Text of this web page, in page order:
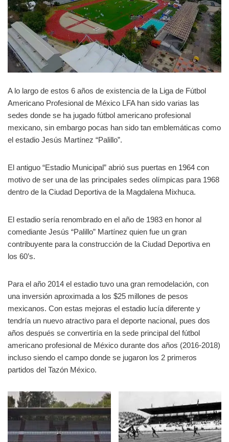
A lo largo de estos 6 años de existencia de la Liga de Fútbol
Americano Profesional de México LFA han sido varias las
sedes donde se ha jugado fútbol americano profesional
mexicano, sin embargo pocas han sido tan emblemáticas como
el estadio Jesús Martínez “Palillo”.
El antiguo “Estadio Municipal” abrió sus puertas en 1964 con
motivo de ser una de las principales sedes olímpicas para 1968
dentro de la Ciudad Deportiva de la Magdalena Mixhuca.
El estadio sería renombrado en el año de 1983 en honor al
comediante Jesús “Palillo” Martínez quien fue un gran
contribuyente para la construcción de la Ciudad Deportiva en
los 60’s.
Para el año 2014 el estadio tuvo una gran remodelación, con
una inversión aproximada a los $25 millones de pesos
mexicanos. Con estas mejoras el estadio lucía diferente y
tendría un nuevo atractivo para el deporte nacional, pues dos
años después se convertiría en la sede principal del fútbol
americano profesional de México durante dos años (2016-2018)
incluso siendo el campo donde se jugaron los 2 primeros
partidos del Tazón México.